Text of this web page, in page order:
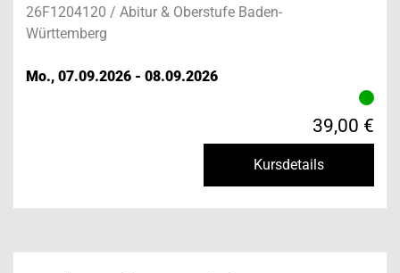
26F1204120 / Abitur & Oberstufe Baden-
Württemberg
Mo., 07.09.2026 - 08.09.2026
39,00 €
Kursdetails